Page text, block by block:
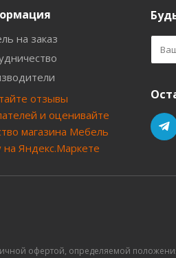
на заказ
офертой, определяемой